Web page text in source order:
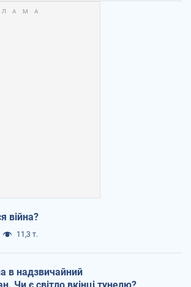
війна?
11,3 т.
в надзвичайний
Чи є світло вкінці тунелю?